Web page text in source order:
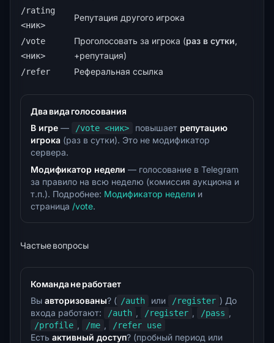
/rating
<ник>
Репутация другого игрока
/vote
<ник>
Проголосовать за игрока (раз в сутки,
+репутация)
/refer Реферальная ссылка
Два вида голосования
В игре — /vote <ник> повышает репутацию
игрока (раз в сутки). Это не модификатор
сервера.
Модификатор недели — голосование в Telegram
за правило на всю неделю (комиссия аукциона и
т.п.). Подробнее: Модификатор недели и
страница /vote.
Частые вопросы
Команда не работает
Вы авторизованы? ( /auth или /register ) До
входа работают:
/auth , /register , /pass ,
/profile , /me , /refer use
Есть активный доступ? (пробный период или